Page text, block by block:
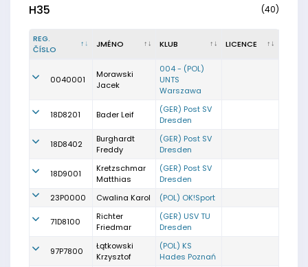
H35 (40)
REG.
ČÍSLO
JMÉNO KLUB LICENCE
0040001
Morawski
Jacek
004 - (POL)
UNTS
Warszawa
18D8201 Bader Leif
(GER) Post SV
Dresden
18D8402
Burghardt
Freddy
(GER) Post SV
Dresden
18D9001
Kretzschmar
Matthias
(GER) Post SV
Dresden
23P0000
Cwalina Karol (POL) OK!Sport
71D8100
Richter
Friedmar
(GER) USV TU
Dresden
97P7800
Łątkowski
Krzysztof
(POL) KS
Hades Poznań